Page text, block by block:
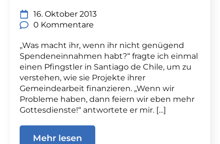
16. Oktober 2013
0 Kommentare
„Was macht ihr, wenn ihr nicht genügend
Spendeneinnahmen habt?“ fragte ich einmal
einen Pfingstler in Santiago de Chile, um zu
verstehen, wie sie Projekte ihrer
Gemeindearbeit finanzieren. „Wenn wir
Probleme haben, dann feiern wir eben mehr
Gottesdienste!“ antwortete er mir. […]
Mehr lesen